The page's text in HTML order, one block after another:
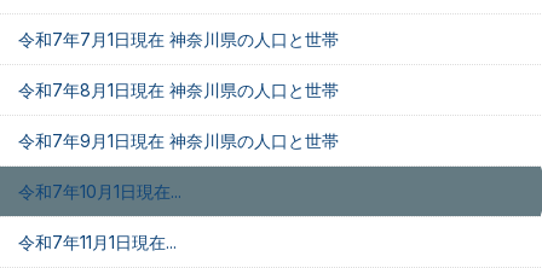
令和7年7月1日現在 神奈川県の人口と世帯
令和7年8月1日現在 神奈川県の人口と世帯
令和7年9月1日現在 神奈川県の人口と世帯
令和7年10月1日現在...
令和7年11月1日現在...